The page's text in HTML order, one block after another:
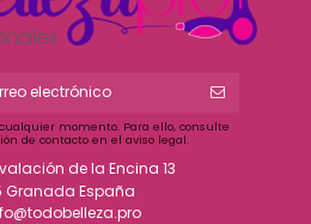
momento. Para ello, consulte
de contacto en el aviso legal.
de la Encina 13
Granada España